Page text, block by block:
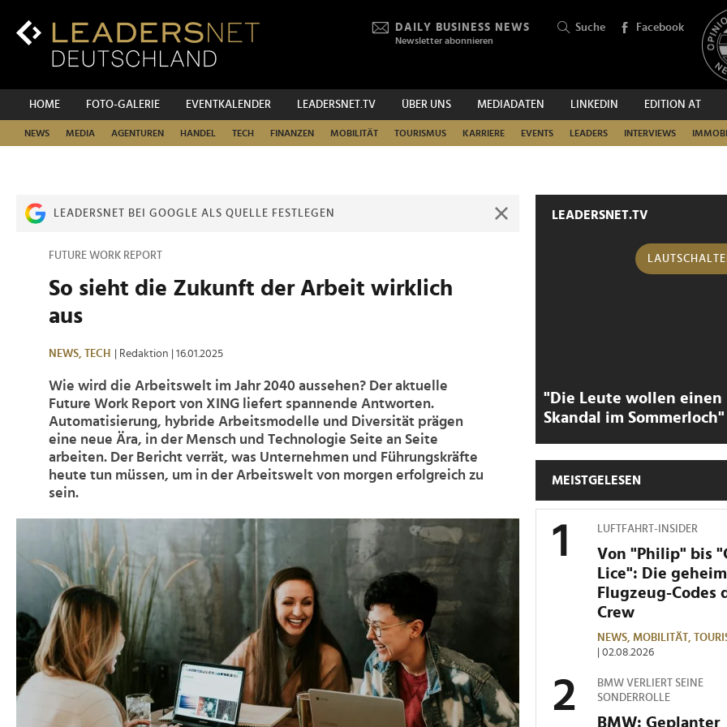
Inhalt
DAILY BUSINESS NEWS
Newsletter abonnieren
Suche Facebook
HOME FOTO-GALERIE EVENTKALENDER LEADERSNET.TV ÜBER UNS MEDIADATEN LINKEDIN EDITION AT
NEWS MEDIA AGENTUREN HANDEL TECH FINANZEN MOBILITÄT TOURISMUS KARRIERE EVENTS LEADERS INTERVIEWS
SUCHEN
LEADERSNET BEI GOOGLE ALS QUELLE FESTLEGEN
FUTURE WORK REPORT
So sieht die Zukunft der Arbeit wirklich
aus
NEWS, TECH | Redaktion | 16.01.2025
Wie wird die Arbeitswelt im Jahr 2040 aussehen? Der aktuelle
Future Work Report von XING liefert spannende Antworten.
Automatisierung, hybride Arbeitsmodelle und Diversität prägen
eine neue Ära, in der Mensch und Technologie Seite an Seite
arbeiten. Der Bericht verrät, was Unternehmen und Führungskräfte
heute tun müssen, um in der Arbeitswelt von morgen erfolgreich zu
sein.
LEADERSNET.TV
"Die Leute wollen einen
Skandal im Sommerloch"
MEISTGELESEN
LUFTFAHRT-INSIDER
Von "Philip" bis
Lice": Die
Flugzeug-Codes
Crew
NEWS, MOBILITÄT,
| 02.08.2026
BMW VERLIERT SEINE
SONDERROLLE
BMW: Geplanter